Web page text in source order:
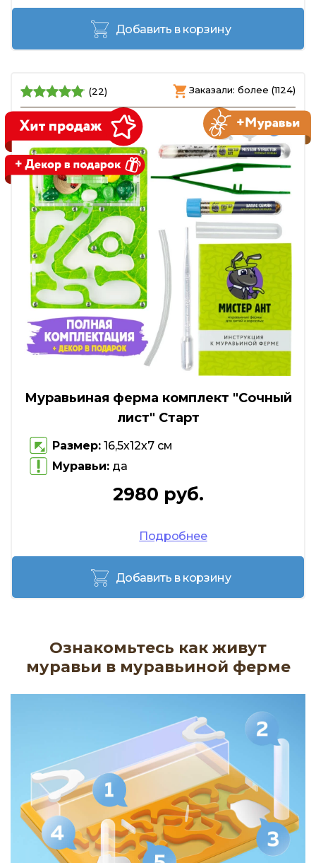
Добавить в корзину
(22) Заказали: более (1124)
Муравьиная ферма комплект "Сочный
лист" Старт
Размер: 16,5х12х7 см
Муравьи: да
2980 руб.
Подробнее
Добавить в корзину
Ознакомьтесь как живут
муравьи в муравьиной ферме